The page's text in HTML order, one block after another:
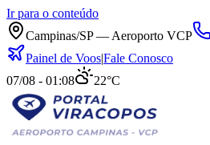
Ir para o conteúdo
Campinas/SP — Aeroporto VCP
Painel de Voos|Fale Conosco
07/08 - 01:08
22°C